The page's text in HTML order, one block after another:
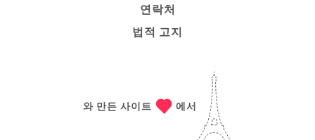
연락처
법적 고지
와 만든 사이트 에서